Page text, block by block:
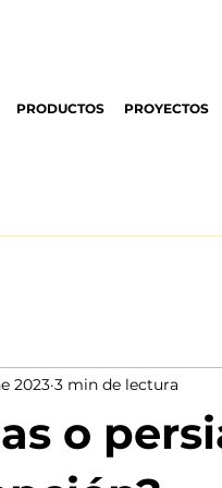
PRODUCTOS PROYECTOS
o
2023 3 min de lectura